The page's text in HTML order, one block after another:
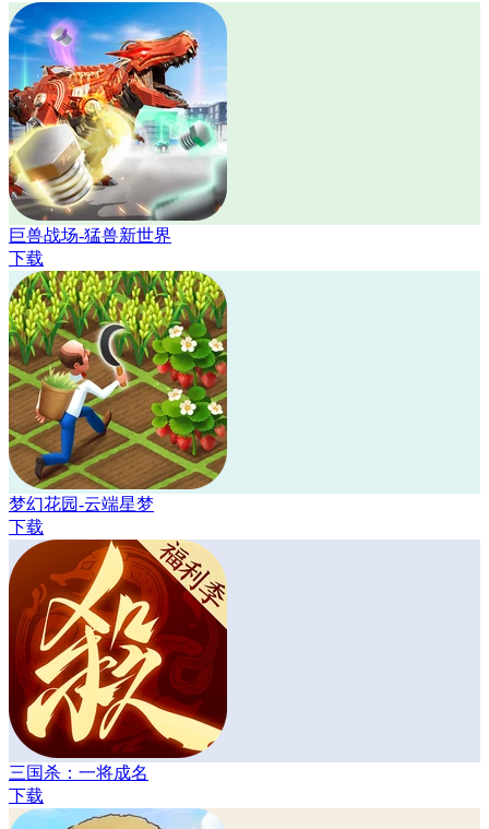
巨兽战场-猛兽新世界
下载
梦幻花园-云端星梦
下载
三国杀：一将成名
下载